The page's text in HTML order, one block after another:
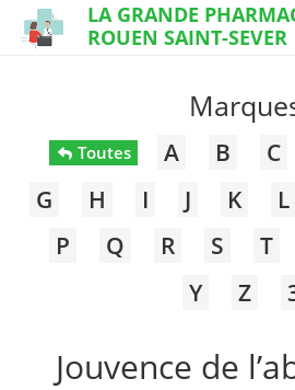
LA GRANDE
ROUEN SAINT-SEVER
Toutes A B C
G
H I J K L
P
Q R S T
Y
Z
Jouvence de